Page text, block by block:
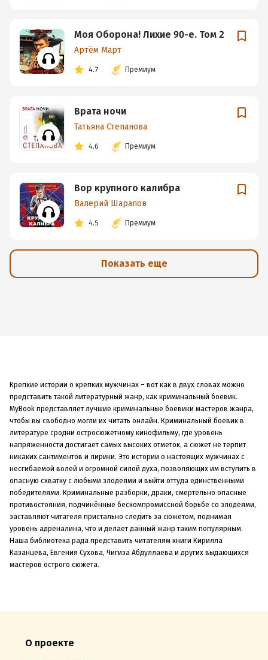
Моя Оборона! Лихие 90-е. Том 2
Артём Март
4.7 Премиум
Врата ночи
Татьяна Степанова
4.6 Премиум
Вор крупного калибра
Валерий Шарапов
4.5 Премиум
Показать еще
Крепкие истории о крепких мужчинах – вот как в двух словах можно
представить такой литературный жанр, как криминальный боевик.
MyBook представляет лучшие криминальные боевики мастеров жанра,
чтобы вы свободно могли их читать онлайн. Криминальный боевик в
литературе сродни остросюжетному кинофильму, где уровень
напряженности достигает самых высоких отметок, а сюжет не терпит
никаких сантиментов и лирики. Это истории о настоящих мужчинах с
несгибаемой волей и огромной силой духа, позволяющих им вступить в
опасную схватку с любыми злодеями и выйти оттуда единственными
победителями. Криминальные разборки, драки, смертельно опасные
противостояния, подчинённые бескомпромиссной борьбе со злодеями,
заставляют читателя пристально следить за сюжетом, поднимая
уровень адреналина, что и делает данный жанр таким популярным.
Наша библиотека рада представить читателям книги Кирилла
Казанцева, Евгения Сухова, Чигиза Абдуллаева и других выдающихся
мастеров острого сюжета.
О проекте